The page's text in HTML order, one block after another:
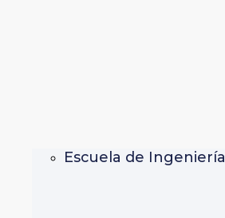
Escuela de Ingeniería